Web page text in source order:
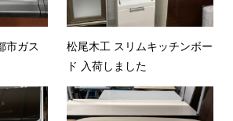
市ガス
松尾木工 スリムキッチンボー
ド 入荷しました